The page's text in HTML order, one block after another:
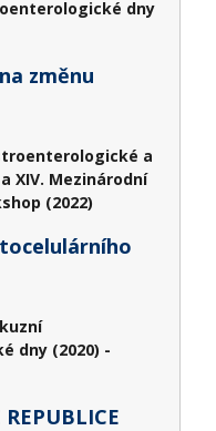
dny
změnu
a
XIV. Mezinárodní
(2022)
dny (2020) -
REPUBLICE